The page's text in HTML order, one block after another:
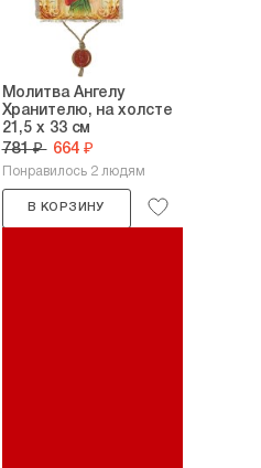
Молитва Ангелу
Хранителю, на холсте
21,5 х 33 см
781 ₽ 664 ₽
Понравилось 2 людям
В КОРЗИНУ